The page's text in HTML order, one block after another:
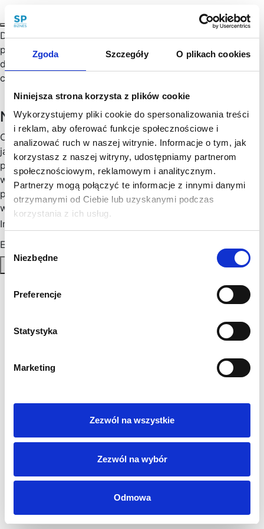
Zgoda Szczegóły O plikach cookies
Niniejsza strona korzysta z plików cookie
Wykorzystujemy pliki cookie do spersonalizowania treści
i reklam, aby oferować funkcje społecznościowe i
analizować ruch w naszej witrynie. Informacje o tym, jak
korzystasz z naszej witryny, udostępniamy partnerom
społecznościowym, reklamowym i analitycznym.
Partnerzy mogą połączyć te informacje z innymi danymi
otrzymanymi od Ciebie lub uzyskanymi podczas
korzystania z ich usług.
Wybór
zgody
Niezbędne
Preferencje
Statystyka
Marketing
Zezwól na wszystkie
Zezwól na wybór
Odmowa
Dyrektywa cyfrowa wprowadza do polskiego porządku
prawnego nową definicję – usługi cyfrowej. Dzięki temu
dokonano rozróżnienia treści cyfrowych od usług
cyfrowych.…
Newsletter
Chętny, chętna na więcej praktycznych porad prawnych
jak wesprzeć rozwój Twojego biznesu, zoptymalizować
podatki, zminimalizować formalności? Cenimy Twój czas:
wysyłamy konkrety, rzetelne informacje sprawdzone w
praktyce i ważne aktualizacje w prawie, które mogą mieć
wpływ na Twoj biznes. Skorzystaj!
Imię
Email
Zapisz się
Regulamin
Sygnaliści
Login
Kontakt